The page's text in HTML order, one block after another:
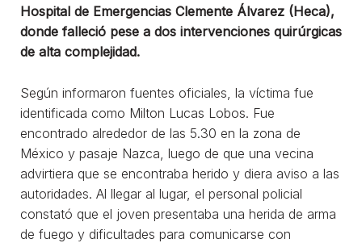
Hospital de Emergencias Clemente Álvarez (Heca),
donde falleció pese a dos intervenciones quirúrgicas
de alta complejidad.
Según informaron fuentes oficiales, la víctima fue
identificada como Milton Lucas Lobos. Fue
encontrado alrededor de las 5.30 en la zona de
México y pasaje Nazca, luego de que una vecina
advirtiera que se encontraba herido y diera aviso a las
autoridades. Al llegar al lugar, el personal policial
constató que el joven presentaba una herida de arma
de fuego y dificultades para comunicarse con